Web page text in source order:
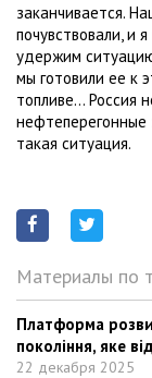
заканчивается.
почувствовали, и
удержим
мы готовили ее к
топливе… Россия
такая ситуация.
Материалы по
Платформа
покоління, яке
22 декабря 2025